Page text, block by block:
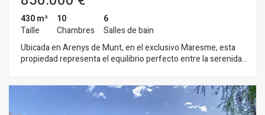
430 m²
Taille
10
Chambres
6
Salles de bain
Ubicada en Arenys de Munt, en el exclusivo Maresme, esta
propiedad representa el equilibrio perfecto entre la serenidad
autopista C-32, brinda la posibilidad de disfrutar de la
tranquilidad del campo mientras se mantiene cerca de la vida